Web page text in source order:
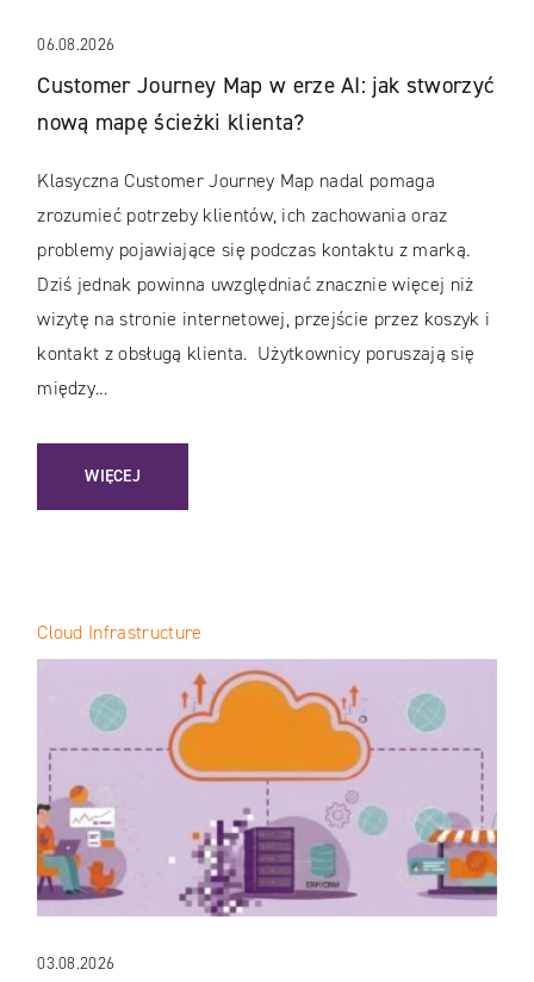
06.08.2026
Customer Journey Map w erze AI: jak stworzyć
nową mapę ścieżki klienta?
Klasyczna Customer Journey Map nadal pomaga
zrozumieć potrzeby klientów, ich zachowania oraz
problemy pojawiające się podczas kontaktu z marką.
Dziś jednak powinna uwzględniać znacznie więcej niż
wizytę na stronie internetowej, przejście przez koszyk i
kontakt z obsługą klienta. Użytkownicy poruszają się
między...
WIĘCEJ
: CUSTOMER JOURNEY MAP W ERZE AI: JAK STWORZYĆ
03.08.2026
Cloud Infrastructure